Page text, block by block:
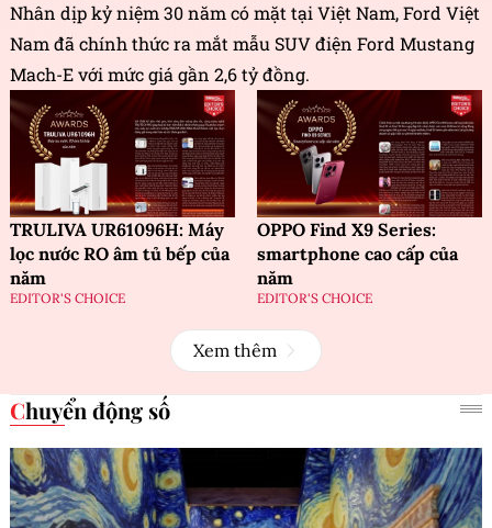
Nhân dịp kỷ niệm 30 năm có mặt tại Việt Nam, Ford Việt
Nam đã chính thức ra mắt mẫu SUV điện Ford Mustang
Mach-E với mức giá gần 2,6 tỷ đồng.
TRULIVA UR61096H: Máy
lọc nước RO âm tủ bếp của
năm
EDITOR'S CHOICE
OPPO Find X9 Series:
smartphone cao cấp của
năm
EDITOR'S CHOICE
Xem thêm
Chuyển động số